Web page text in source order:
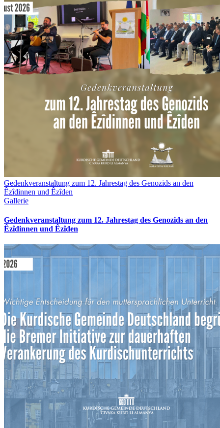
Gedenkveranstaltung zum 12. Jahrestag des Genozids an den
Êzîdinnen und Êzîden
Gallerie
Gedenkveranstaltung zum 12. Jahrestag des Genozids an den
Êzîdinnen und Êzîden